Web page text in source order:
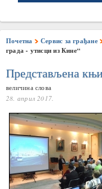
Почетна Сервис за грађане
града - утисци из Кине“
Представљена
величина слова
28. април 2017.